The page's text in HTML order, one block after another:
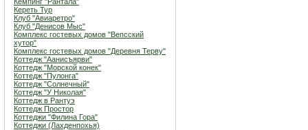
Кереть Тур
Клуб "Авиаретро"
Клуб "Денисов Мыс"
Комплекс гостевых домов "Вепсский
хутор"
Комплекс гостевых домов "Деревня Терву"
Коттедж "Аанисъярви"
Коттедж "Морской конек"
Коттедж "Пулонга"
Коттедж "Солнечный"
Коттедж "У Николая"
Коттедж в Рантуэ
Коттедж Простор
Коттеджи "Филина Гора"
Коттеджи (Лахденпохья)